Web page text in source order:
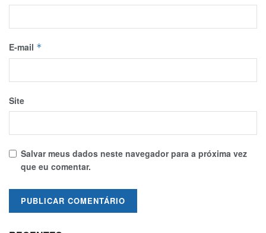
E-mail *
Site
Salvar meus dados neste navegador para a próxima vez
que eu comentar.